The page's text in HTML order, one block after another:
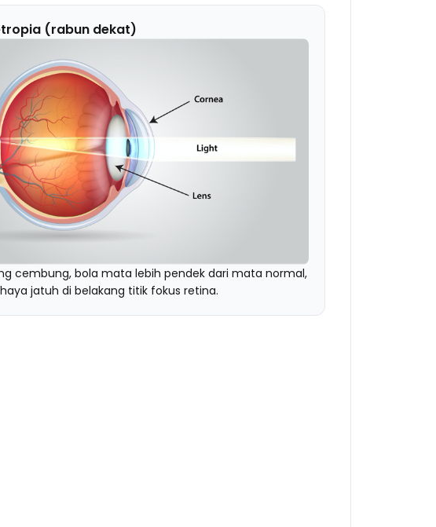
(rabun dekat)
cembung, bola mata lebih pendek dari mata normal,
jatuh di belakang titik fokus retina.